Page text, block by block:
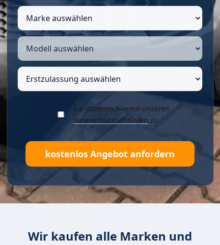
Sie stimmen hiermit unseren
Datenschutzrichtlinien zu
Wir kaufen alle Marken und